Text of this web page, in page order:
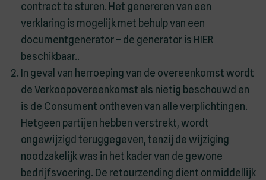
contract te sturen. Het genereren van een
verklaring is mogelijk met behulp van een
documentgenerator – de generator is HIER
beschikbaar..
In geval van herroeping van de overeenkomst wordt
de Verkoopovereenkomst als nietig beschouwd en
is de Consument ontheven van alle verplichtingen.
Hetgeen partijen hebben verstrekt, wordt
ongewijzigd teruggegeven, tenzij de wijziging
noodzakelijk was in het kader van de gewone
bedrijfsvoering. De retourzending dient onmiddellijk